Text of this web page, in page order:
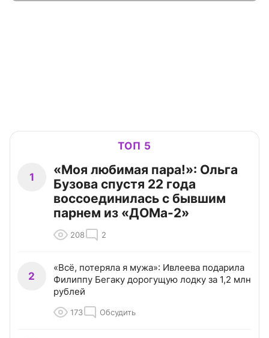
ТОП 5
1
«Моя любимая пара!»: Ольга
Бузова спустя 22 года
воссоединилась с бывшим
парнем из «ДОМа-2»
208 2
2
«Всё, потеряла я мужа»: Ивлеева подарила
Филиппу Бегаку дорогущую лодку за 1,2 млн
рублей
173 Обсудить